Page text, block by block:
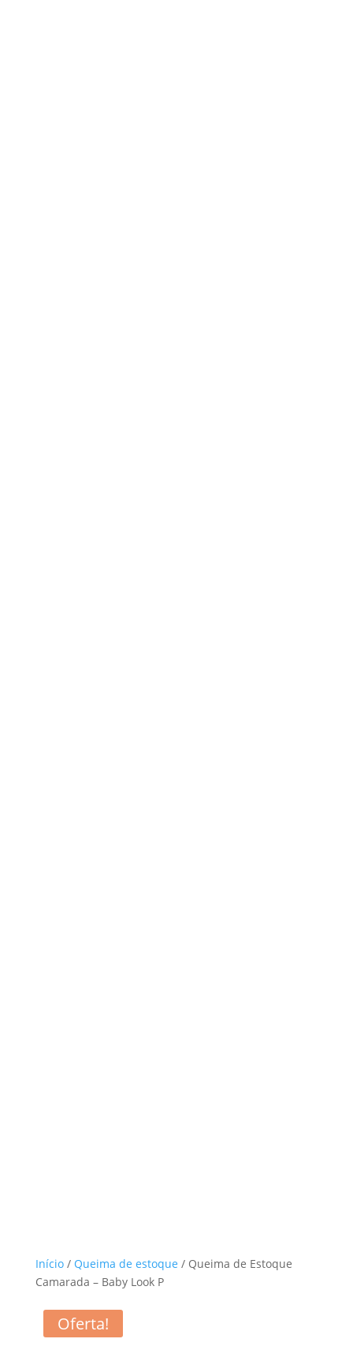
Início/ Queima de estoque / Queima de Estoque
Camarada – Baby Look P
Oferta!